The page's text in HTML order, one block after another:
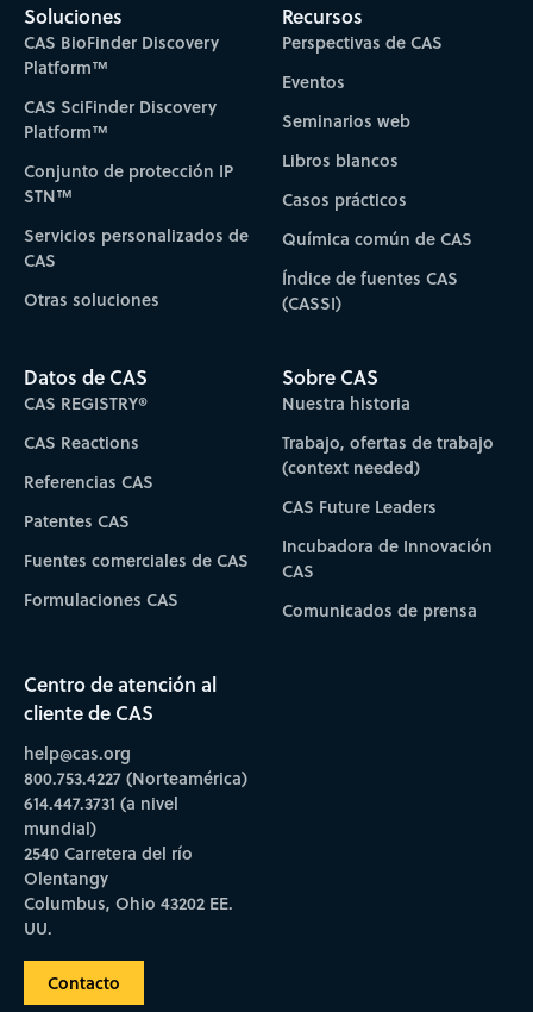
Soluciones
CAS BioFinder Discovery
Platform™
CAS SciFinder Discovery
Platform™
Conjunto de protección IP
STN™
Servicios personalizados de
CAS
Otras soluciones
Recursos
Perspectivas de CAS
Eventos
Seminarios web
Libros blancos
Casos prácticos
Química común de CAS
Índice de fuentes CAS
(CASSI)
Datos de CAS
CAS REGISTRY®
CAS Reactions
Referencias CAS
Patentes CAS
Fuentes comerciales de CAS
Formulaciones CAS
Sobre CAS
Nuestra historia
Trabajo, ofertas de trabajo
(context needed)
CAS Future Leaders
Incubadora de Innovación
CAS
Comunicados de prensa
Centro de atención al
cliente de CAS
help@cas.org
800.753.4227 (Norteamérica)
614.447.3731 (a nivel
mundial)
2540 Carretera del río
Olentangy
Columbus, Ohio 43202 EE.
UU.
Contacto